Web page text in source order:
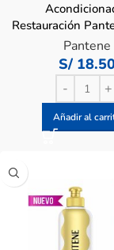
Restauración
– Frasco 400
Pantene
S/
Añadir al